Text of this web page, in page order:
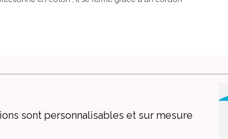
sont personnalisables et sur mesure